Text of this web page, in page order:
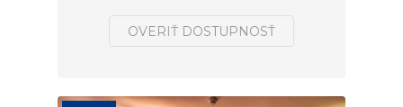
OVERIŤ DOSTUPNOSŤ